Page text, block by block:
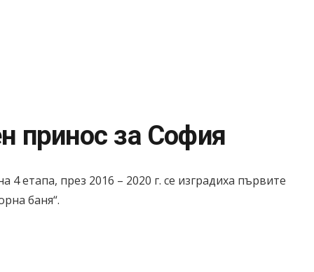
принос за София
етапа, през 2016 – 2020 г. сe изградиха първите
баня“.